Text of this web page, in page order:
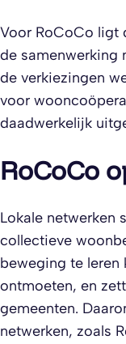
Voor RoCoCo ligt
de samenwerking
de verkiezingen
voor
daadwerkelijk
​RoCoCo
Lokale netwerken
collectieve
beweging te leren
ontmoeten, en
gemeenten.
netwerken, zoals